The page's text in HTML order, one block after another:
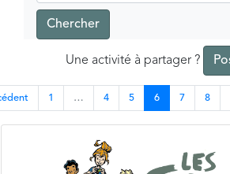
Chercher
Une activité à partager ?
1 … 4 5 6 7 8